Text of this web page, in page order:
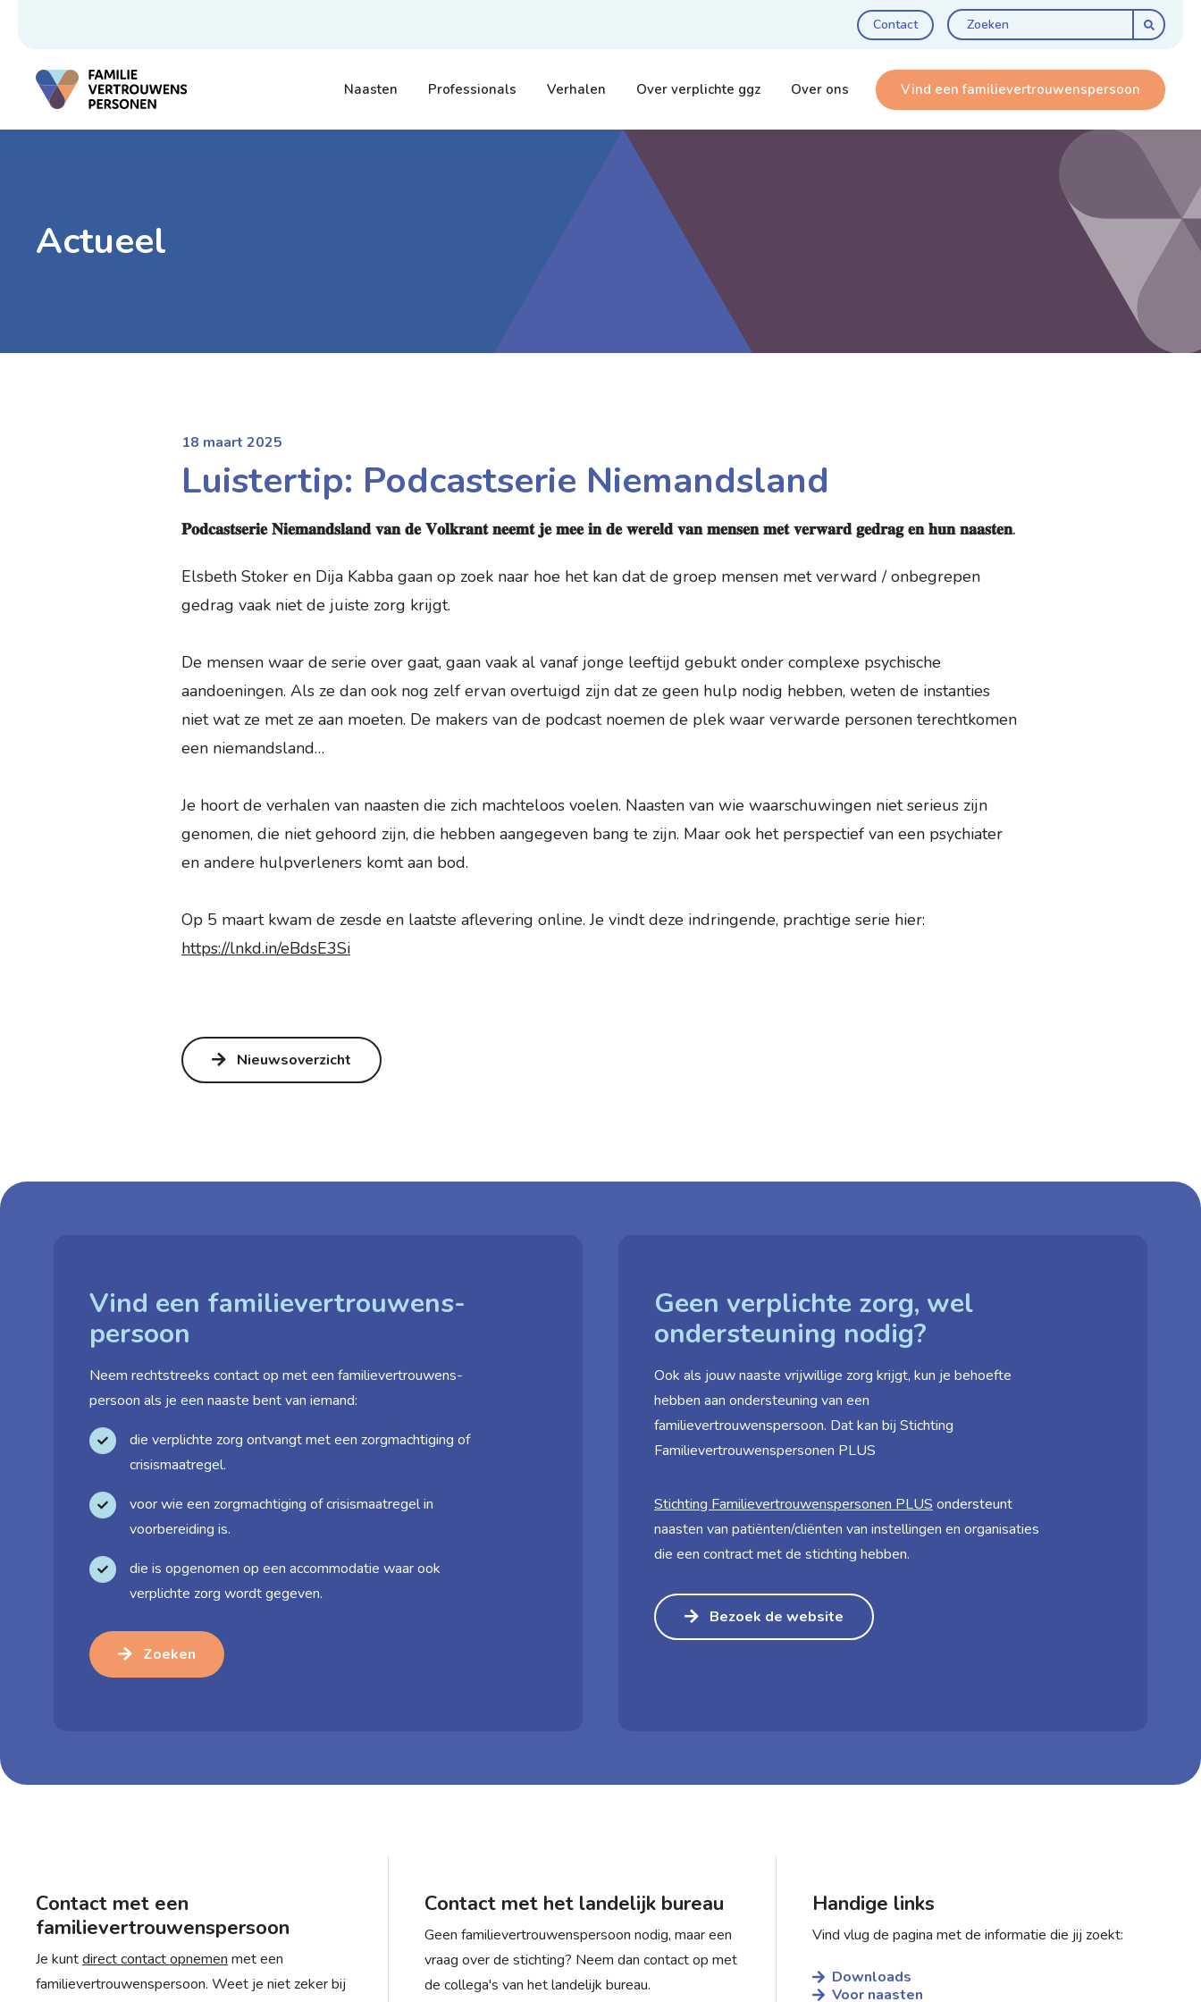
Contact
Naasten Professionals Verhalen Over verplichte ggz Over ons Vind een familie­vertrouwens­persoon
Actueel
18 maart 2025
Luistertip: Podcastserie Niemandsland
𝐏𝐨𝐝𝐜𝐚𝐬𝐭𝐬𝐞𝐫𝐢𝐞 𝐍𝐢𝐞𝐦𝐚𝐧𝐝𝐬𝐥𝐚𝐧𝐝 𝐯𝐚𝐧 𝐝𝐞 𝐕𝐨𝐥𝐤𝐫𝐚𝐧𝐭 𝐧𝐞𝐞𝐦𝐭 𝐣𝐞 𝐦𝐞𝐞 𝐢𝐧 𝐝𝐞 𝐰𝐞𝐫𝐞𝐥𝐝 𝐯𝐚𝐧 𝐦𝐞𝐧𝐬𝐞𝐧 𝐦𝐞𝐭 𝐯𝐞𝐫𝐰𝐚𝐫𝐝 𝐠𝐞𝐝𝐫𝐚𝐠 𝐞𝐧 𝐡𝐮𝐧 𝐧𝐚𝐚𝐬𝐭𝐞𝐧.
Elsbeth Stoker en Dija Kabba gaan op zoek naar hoe het kan dat de groep mensen met verward / onbegrepen
gedrag vaak niet de juiste zorg krijgt.
De mensen waar de serie over gaat, gaan vaak al vanaf jonge leeftijd gebukt onder complexe psychische
aandoeningen. Als ze dan ook nog zelf ervan overtuigd zijn dat ze geen hulp nodig hebben, weten de instanties
niet wat ze met ze aan moeten. De makers van de podcast noemen de plek waar verwarde personen terechtkomen
een niemandsland…
Je hoort de verhalen van naasten die zich machteloos voelen. Naasten van wie waarschuwingen niet serieus zijn
genomen, die niet gehoord zijn, die hebben aangegeven bang te zijn. Maar ook het perspectief van een psychiater
en andere hulpverleners komt aan bod.
Op 5 maart kwam de zesde en laatste aflevering online. Je vindt deze indringende, prachtige serie hier:
https://lnkd.in/eBdsE3Si
Nieuwsoverzicht
Vind een familie­vertrouwens­
persoon
Neem rechtstreeks contact op met een familie­vertrouwens­
persoon als je een naaste bent van iemand:
die verplichte zorg ontvangt met een zorgmachtiging of
crisismaatregel.
voor wie een zorgmachtiging of crisismaatregel in
voorbereiding is.
die is opgenomen op een accommodatie waar ook
verplichte zorg wordt gegeven.
Zoeken
Geen verplichte zorg, wel
ondersteuning nodig?
Ook als jouw naaste vrijwillige zorg krijgt, kun je behoefte
hebben aan ondersteuning van een
familievertrouwenspersoon. Dat kan bij Stichting
Familievertrouwenspersonen PLUS
Stichting Familie­vertrouwens­personen PLUS ondersteunt
naasten van patiënten/cliënten van instellingen en organisaties
die een contract met de stichting hebben.
Bezoek de website
Contact met een
familievertrouwenspersoon
Je kuntdirect contact opnemen met een
familievertrouwenspersoon. Weet je niet zeker bij
Contact met het landelijk bureau
Geen familievertrouwenspersoon nodig, maar een
vraag over de stichting? Neem dan contact op met
de collega's van het landelijk bureau.
Handige links
Vind vlug de pagina met de informatie die jij zoekt:
Downloads
Voor naasten